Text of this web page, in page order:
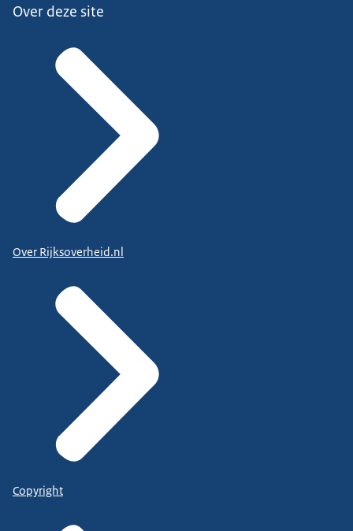
Over deze site
Over Rijksoverheid.nl
Copyright